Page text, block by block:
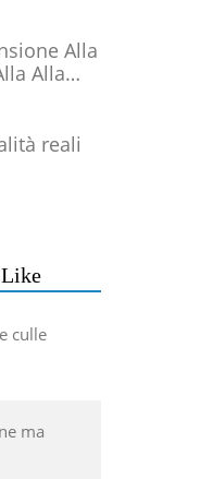
Alla
Alla
reali
culle
ma